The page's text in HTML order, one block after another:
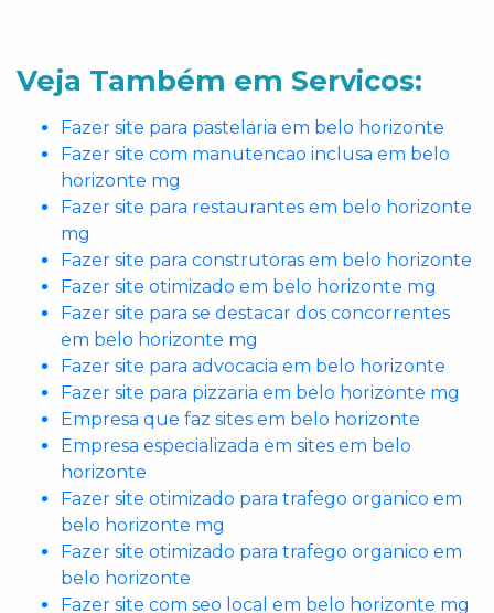
Veja Também em Servicos:
Fazer site para pastelaria em belo horizonte
Fazer site com manutencao inclusa em belo
horizonte mg
Fazer site para restaurantes em belo horizonte
mg
Fazer site para construtoras em belo horizonte
Fazer site otimizado em belo horizonte mg
Fazer site para se destacar dos concorrentes
em belo horizonte mg
Fazer site para advocacia em belo horizonte
Fazer site para pizzaria em belo horizonte mg
Empresa que faz sites em belo horizonte
Empresa especializada em sites em belo
horizonte
Fazer site otimizado para trafego organico em
belo horizonte mg
Fazer site otimizado para trafego organico em
belo horizonte
Fazer site com seo local em belo horizonte mg